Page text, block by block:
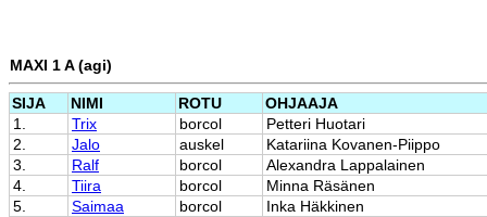
MAXI 1 A (agi)
SIJA NIMI ROTU
OHJAAJA
1.
Trix borcol
Petteri Huotari
2.
Jalo auskel
Katariina Kovanen-Piippo
3.
Ralf borcol
Alexandra Lappalainen
4.
Tiira borcol
Minna Räsänen
5.
Saimaa borcol
Inka Häkkinen